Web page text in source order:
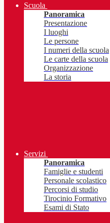
Scuola
Panoramica
Presentazione
I luoghi
Le persone
I numeri della scuola
Le carte della scuola
Organizzazione
La storia
Servizi
Panoramica
Famiglie e studenti
Personale scolastico
Percorsi di studio
Tirocinio Formativo
Esami di Stato